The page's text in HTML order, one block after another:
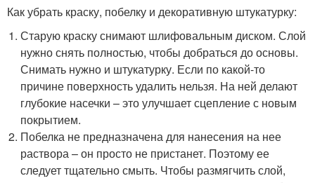
Как убрать краску, побелку и декоративную штукатурку:
Старую краску снимают шлифовальным диском. Слой
нужно снять полностью, чтобы добраться до основы.
Снимать нужно и штукатурку. Если по какой-то
причине поверхность удалить нельзя. На ней делают
глубокие насечки – это улучшает сцепление с новым
покрытием.
Побелка не предназначена для нанесения на нее
раствора – он просто не пристанет. Поэтому ее
следует тщательно смыть. Чтобы размягчить слой,